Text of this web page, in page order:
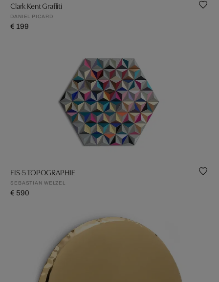
Clark Kent Graffiti
DANIEL PICARD
€ 199
FIS-5 TOPOGRAPHIE
SEBASTIAN WELZEL
€ 590